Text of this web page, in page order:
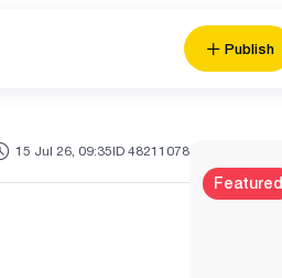
Publish
15 Jul 26, 09:35ID 48211078
Featured